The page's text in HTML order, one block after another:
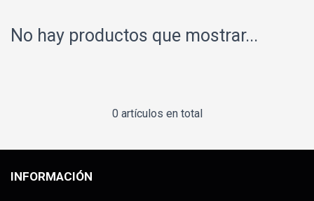
No hay productos que mostrar...
0 artículos en total
INFORMACIÓN